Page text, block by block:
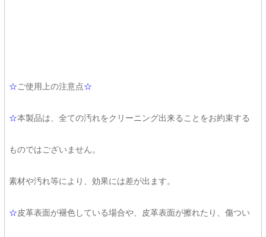
☆ご使用上の注意点☆
☆本製品は、全ての汚れをクリーニング出来ることをお約束する
ものではございません。
素材や汚れ等により、効果には差が出ます。
☆皮革表面が褪色している場合や、皮革表面が擦れたり、傷つい